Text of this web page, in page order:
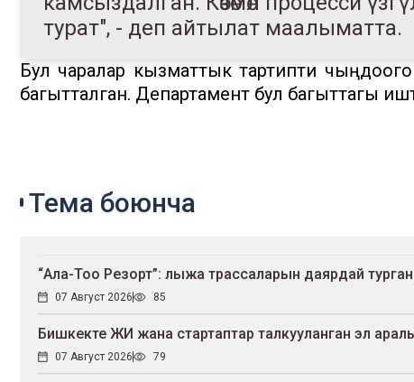
турат", - деп айтылат маалыматта.
Бул чаралар кызматтык тартипти
багытталган. Департамент бул багыттагы
Тема боюнча
“Ала-Тоо Резорт”: лыжа трассаларын даярдай
07 Август 2026 85
Бишкекте ЖИ жана стартаптар талкууланган эл
07 Август 2026 79